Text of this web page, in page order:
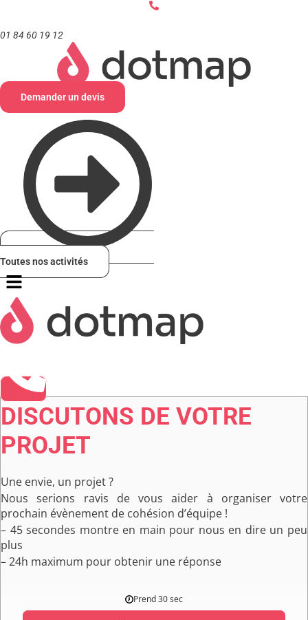
contenu
01 84 60 19 12
Demander un devis
Toutes nos activités
DISCUTONS DE VOTRE
PROJET
Une envie, un projet ?
Nous serions ravis de vous aider à organiser votre
prochain évènement de cohésion d’équipe !
– 45 secondes montre en main pour nous en dire un peu
plus
– 24h maximum pour obtenir une réponse